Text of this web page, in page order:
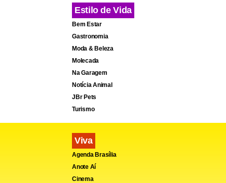
No momento em que você usa o recurso
Snapgram, a primeira coisa que nota é o
Estilo de Vida
Bem Estar
Gastronomia
Moda & Beleza
Molecada
Na Garagem
Notícia Animal
JBr Pets
Turismo
Viva
Agenda Brasília
Anote Aí
Cinema